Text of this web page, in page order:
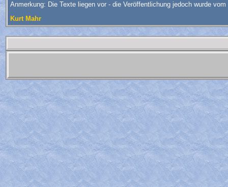
Anmerkung: Die Texte liegen vor - die Veröffentlichung jedoch wurde
Kurt Mahr